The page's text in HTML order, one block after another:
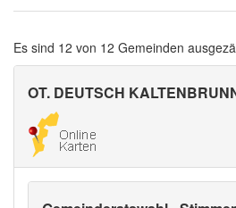
Es sind 12 von 12 Gemeinden
OT. DEUTSCH